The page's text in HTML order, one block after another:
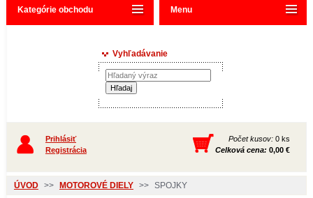
Kategórie obchodu
Vyhľadávanie
Prihlásiť
Registrácia
Počet kusov: 0 ks
Celková cena: 0,00 €
ÚVOD >> MOTOROVÉ DIELY >> SPOJKY
Menu